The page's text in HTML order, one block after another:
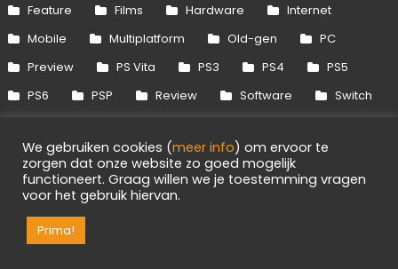
Feature
Films Hardware
Internet
Mobile
Multiplatform Old-gen
PC
Preview
PS Vita PS3 PS4
PS5
PS6
PSP Review Software
Switch
Xbox 360
Xbox One Xbox Series
Evilgamerz 2026 - Alle rechten voorbehouden.
We gebruiken cookies (meer info) om ervoor te
zorgen dat onze website zo goed mogelijk
functioneert. Graag willen we je toestemming vragen
voor het gebruik hiervan.
Prima!